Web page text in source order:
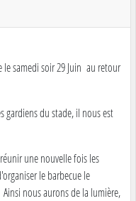
samedi soir 29 Juin au retour
gardiens du stade, il nous est
une nouvelle fois les
le barbecue le
nous aurons de la lumière,